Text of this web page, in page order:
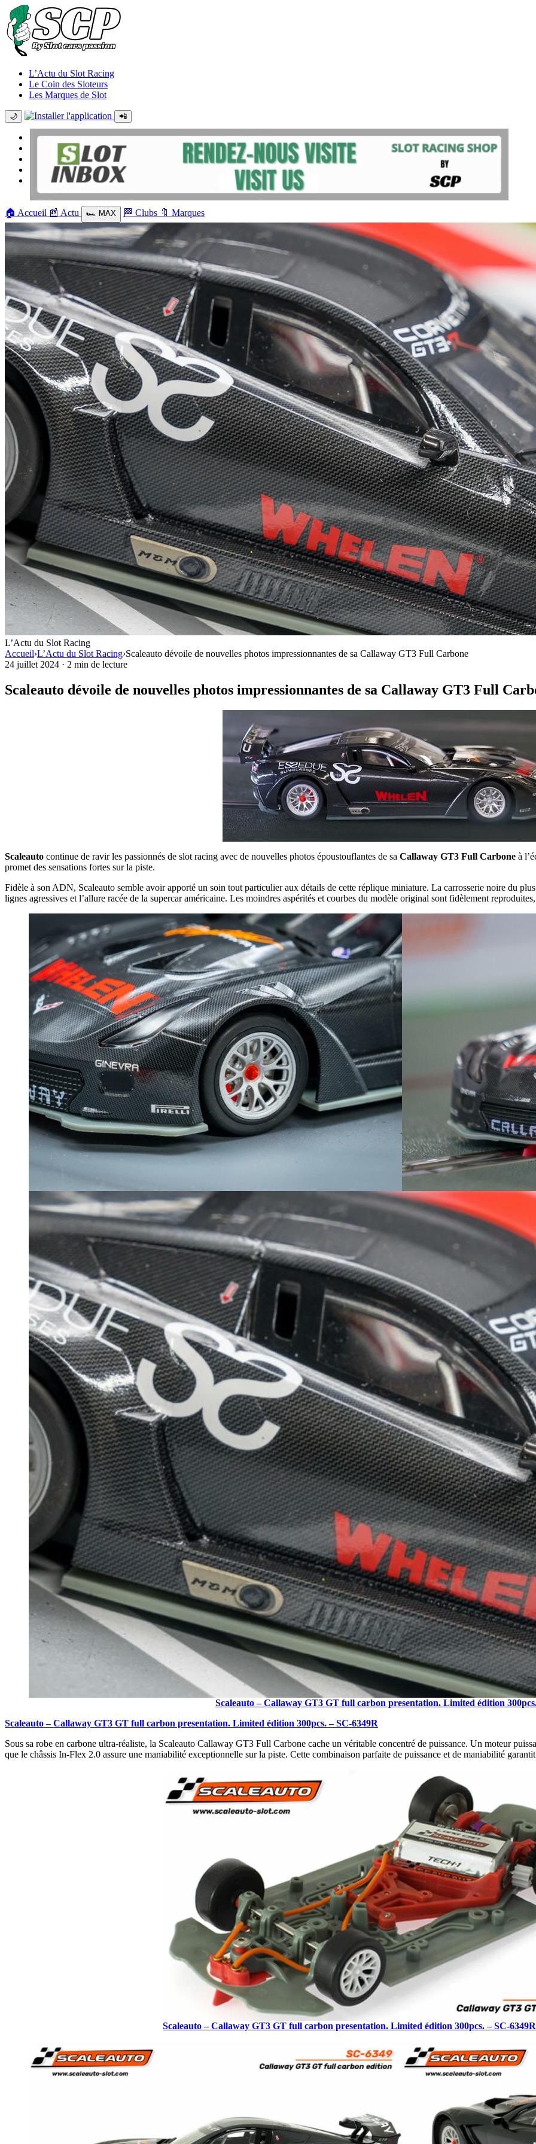
L’Actu du Slot Racing
Le Coin des Sloteurs
Les Marques de Slot
🌙 📲
🏠 Accueil 📰 Actu 🏎️ MAX 🏁 Clubs 🔖 Marques
L’Actu du Slot Racing
Accueil›L’Actu du Slot Racing›Scaleauto dévoile de nouvelles photos impressionnantes de sa Callaway GT3 Full Carbone
24 juillet 2024 · 2 min de lecture
Scaleauto dévoile de nouvelles photos impressionnantes de sa Callaway GT3 Full
Scaleauto continue de ravir les passionnés de slot racing avec de nouvelles photos époustouflantes de sa Callaway GT3 Full Carbone à
promet des sensations fortes sur la piste.
Fidèle à son ADN, Scaleauto semble avoir apporté un soin tout particulier aux détails de cette réplique miniature. La carrosserie noire du
lignes agressives et l’allure racée de la supercar américaine. Les moindres aspérités et courbes du modèle original sont fidèlement
Scaleauto – Callaway GT3 GT full carbon presentation. Limited édition
Scaleauto – Callaway GT3 GT full carbon presentation. Limited édition 300pcs. – SC-6349R
Sous sa robe en carbone ultra-réaliste, la Scaleauto Callaway GT3 Full Carbone cache un véritable concentré de puissance. Un moteur
que le châssis In-Flex 2.0 assure une maniabilité exceptionnelle sur la piste. Cette combinaison parfaite de puissance et de maniabilité
Scaleauto – Callaway GT3 GT full carbon presentation. Limited édition 300pcs. – SC-6349R